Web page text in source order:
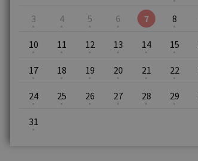
3 4 5 6 7 8
10 11 12 13 14 15
17 18 19 20 21 22
24 25 26 27 28 29
31